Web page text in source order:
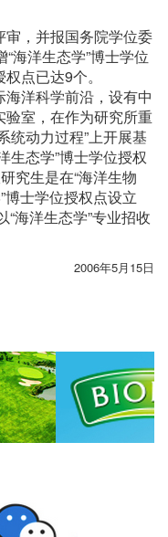
审，并报国务院学位委
海洋生态学”博士学位
点已达9个。
洋科学前沿，设有中
室，在作为研究所重
统动力过程”上开展基
生态学”博士学位授权
究生是在“海洋生物
博士学位授权点设立
海洋生态学”专业招收
2006年5月15日